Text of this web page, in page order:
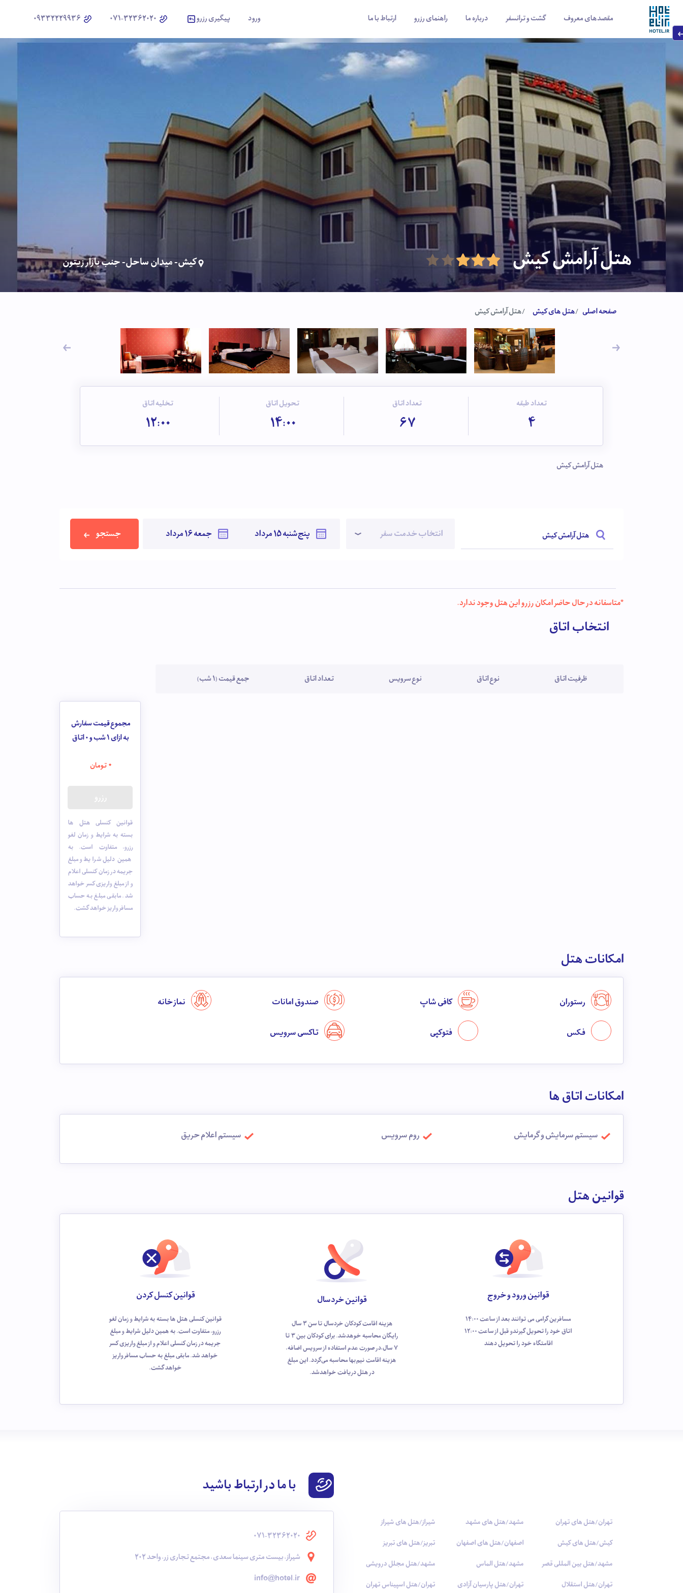
مقصدهای معروف گشت و ترانسفر درباره ما راهنمای رزرو ارتباط با ما ورود پیگیری رزرو
هتل آرامش کیش کیش- میدان ساحل- جنب بازار زیتون
صفحه اصلی هتل های کیش هتل آرامش کیش
هتل آرامش کیش
تعداد طبقه
4
تعداد اتاق
67
تحویل اتاق
14:00
تخلیه اتاق
12:00
هتل آرامش کیش انتخاب خدمت سفر جستجو
*متاسفانه در حال حاضر امکان رزرو این هتل وجود ندارد.
انتخاب اتاق
ظرفیت اتاق نوع اتاق نوع سرویس تعداد اتاق جمع قیمت (1 شب)
مجموع قیمت سفارش
به ازای 1 شب و
0اتاق
0تومان
قوانین کنسلی هتل ها
بسته به شرایط و زمان لغو
رزرو، متفاوت است. به
همین دلیل شرایط و مبلغ
جریمه در زمان کنسلی اعلام
و از مبلغ واریزی کسر خواهد
شد. مابقی مبلغ به حساب
مسافر واریز خواهد گشت.
امکانات هتل
رستوران کافی شاپ صندوق امانات نماز خانه
فکس فتوکپی تاکسی سرویس
امکانات اتاق ها
سیستم سرمایش و گرمایش روم سرویس سیستم اعلام حریق
قوانین هتل
قوانین ورود و خروج
مسافرین گرامی می توانند بعد از ساعت 14:00
اتاق خود را تحویل گیرندو قبل از ساعت 12:00
اقامتگاه خود را تحویل دهند
قوانین خردسال
هزینه اقامت کودکان خردسال تا سن 3 سال
رایگان محاسبه خوهد‌شد. برای کودکان بین 3 تا
7 سال،در صورت عدم استفاده از سرویس اضافه،
هزینه اقامت نیم‌بها محاسبه می‌گردد. این مبلغ
در هتل دریافت خواهدشد.
قوانین کنسل کردن
قوانین کنسلی هتل ها بسته به شرایط و زمان لغو
رزرو، متفاوت است. به همین دلیل شرایط و مبلغ
جریمه در زمان کنسلی اعلام و از مبلغ واریزی کسر
خواهد شد. مابقی مبلغ به حساب مسافر واریز
خواهد گشت.
تهران/هتل های تهران
کیش/هتل های کیش
مشهد/هتل بین المللی قصر
تهران/هتل استقلال
مشهد/هتل های مشهد
اصفهان/هتل های اصفهان
مشهد/هتل الماس
تهران/هتل پارسیان آزادی
شیراز/هتل های شیراز
تبریز/هتل های تبریز
مشهد/هتل مجلل درویشی
تهران/هتل اسپیناس تهران
با ما در ارتباط باشید
071-32362020
شیراز، بیست متری سینما سعدی، مجتمع تجاری زر، واحد 202
info@hotel.ir